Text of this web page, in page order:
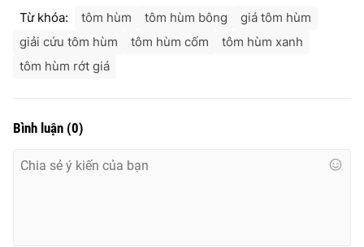
Từ khóa: tôm hùm tôm hùm bông
giá tôm hùm
giải cứu tôm hùm
tôm hùm cốm
tôm hùm xanh
tôm hùm rớt giá
Bình luận (0)